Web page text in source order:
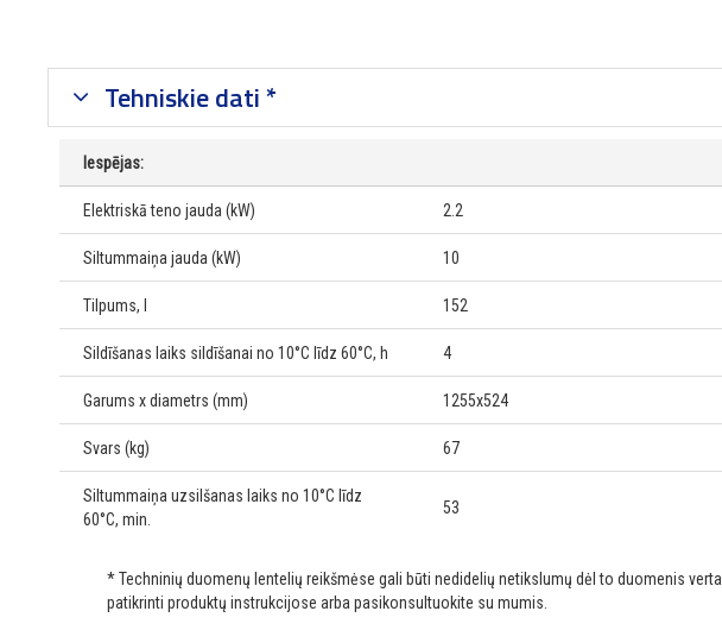
Tehniskie dati *
Iespējas:
Elektriskā teno jauda (kW) 2.2
Siltummaiņa jauda (kW) 10
Tilpums, l 152
Sildīšanas laiks sildīšanai no 10°C līdz 60°C, h 4
Garums x diametrs (mm) 1255x524
Svars (kg) 67
Siltummaiņa uzsilšanas laiks no 10°C līdz
60°C, min.
53
* Techninių duomenų lentelių reikšmėse gali būti nedidelių netikslumų dėl to duomenis verta
patikrinti produktų instrukcijose arba pasikonsultuokite su mumis.